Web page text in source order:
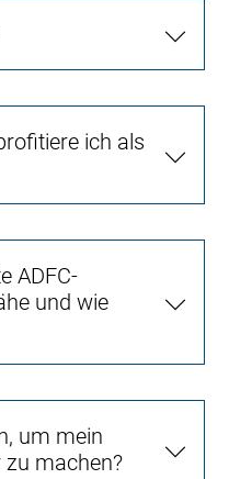
ich als
ADFC-
und wie
um mein
machen?